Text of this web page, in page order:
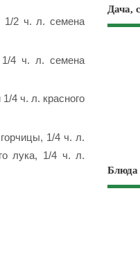
1/2 ч. л. семена
4 ч. л. семена
4 ч. л. красного
1/4 ч. л.
лука, 1/4 ч. л.
Дача,
Блюда